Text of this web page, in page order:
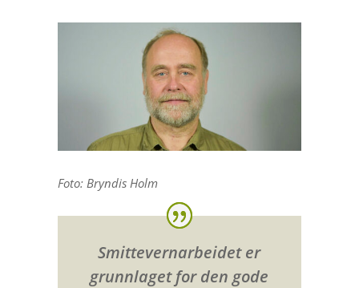
Foto: Bryndis Holm
Smittevernarbeidet er
grunnlaget for den gode